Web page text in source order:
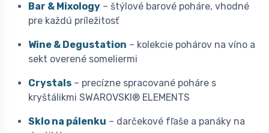
Bar & Mixology – štýlové barové poháre, vhodné
pre každú príležitosť
Wine & Degustation – kolekcie pohárov na víno a
sekt overené someliermi
Crystals – precízne spracované poháre s
kryštálikmi SWAROVSKI® ELEMENTS
Sklo na pálenku – darčekové fľaše a panáky na